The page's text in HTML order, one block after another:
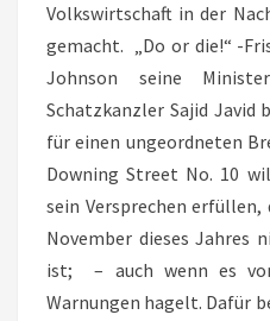
Volkswirtschaft in der
gemacht. „Do or die!“ -
Johnson seine
Schatzkanzler Sajid Javid
für einen ungeordneten
Downing Street No. 10
sein Versprechen
November dieses Jahres
ist; – auch wenn es
Warnungen hagelt. Dafür